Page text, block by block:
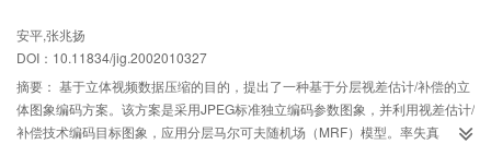
安平,张兆扬
DOI：10.11834/jig.2002010327
摘要： 基于立体视频数据压缩的目的，提出了一种基于分层视差估计/补偿的立
体图象编码方案。该方案是采用JPEG标准独立编码参数图象，并利用视差估计/
补偿技术编码目标图象，应用分层马尔可夫随机场（MRF）模型。率失真